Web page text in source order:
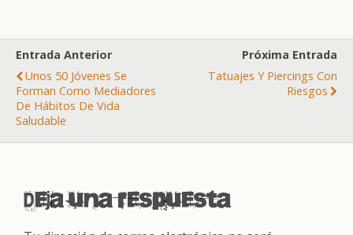
Entrada Anterior
Unos 50 Jóvenes Se
Forman Como Mediadores
De Hábitos De Vida
Saludable
Próxima Entrada
Tatuajes Y Piercings Con
Riesgos
Deja una respuesta